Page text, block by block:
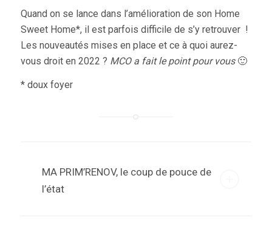
Quand on se lance dans l’amélioration de son Home
Sweet Home*, il est parfois difficile de s’y retrouver !
Les nouveautés mises en place et ce à quoi aurez-
vous droit en 2022 ? MCO a fait le point pour vous🙂
* doux foyer
MA PRIM’RENOV, le coup de pouce de
l’état